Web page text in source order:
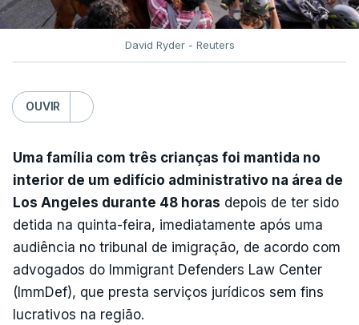
David Ryder - Reuters
OUVIR
Uma família com três crianças foi mantida no
interior de um edifício administrativo na área de
Los Angeles durante 48 horas depois de ter sido
detida na quinta-feira, imediatamente após uma
audiência no tribunal de imigração, de acordo com
advogados do Immigrant Defenders Law Center
(ImmDef), que presta serviços jurídicos sem fins
lucrativos na região.